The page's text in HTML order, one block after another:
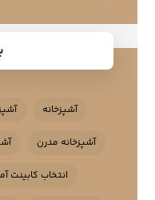
آشپزخانه
آشپزخانه مدرن
انتخاب کابینت